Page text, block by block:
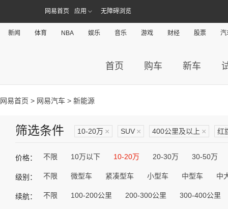
网易首页 应用 无障碍浏览
新闻 体育 NBA 娱乐 音乐 游戏 财经 股票 汽
首页 购车 新车
网易首页 > 网易汽车 > 新能源
筛选条件 10-20万 × SUV × 400公里及以上 × 红
价格： 不限 10万以下 10-20万 20-30万 30-50万
级别： 不限 微型车 紧凑型车 小型车 中型车 中
续航： 不限 100-200公里 200-300公里 300-400公里